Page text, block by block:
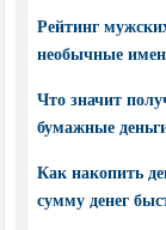
Рейтинг
необычные
Что значит
бумажные
Как накопить
сумму денег